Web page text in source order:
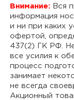
Внимание: Вся
информация
и ни при каких
офертой,
437(2) ГК РФ.
все усилия к
процесс
занимает
не всегда
Акционный